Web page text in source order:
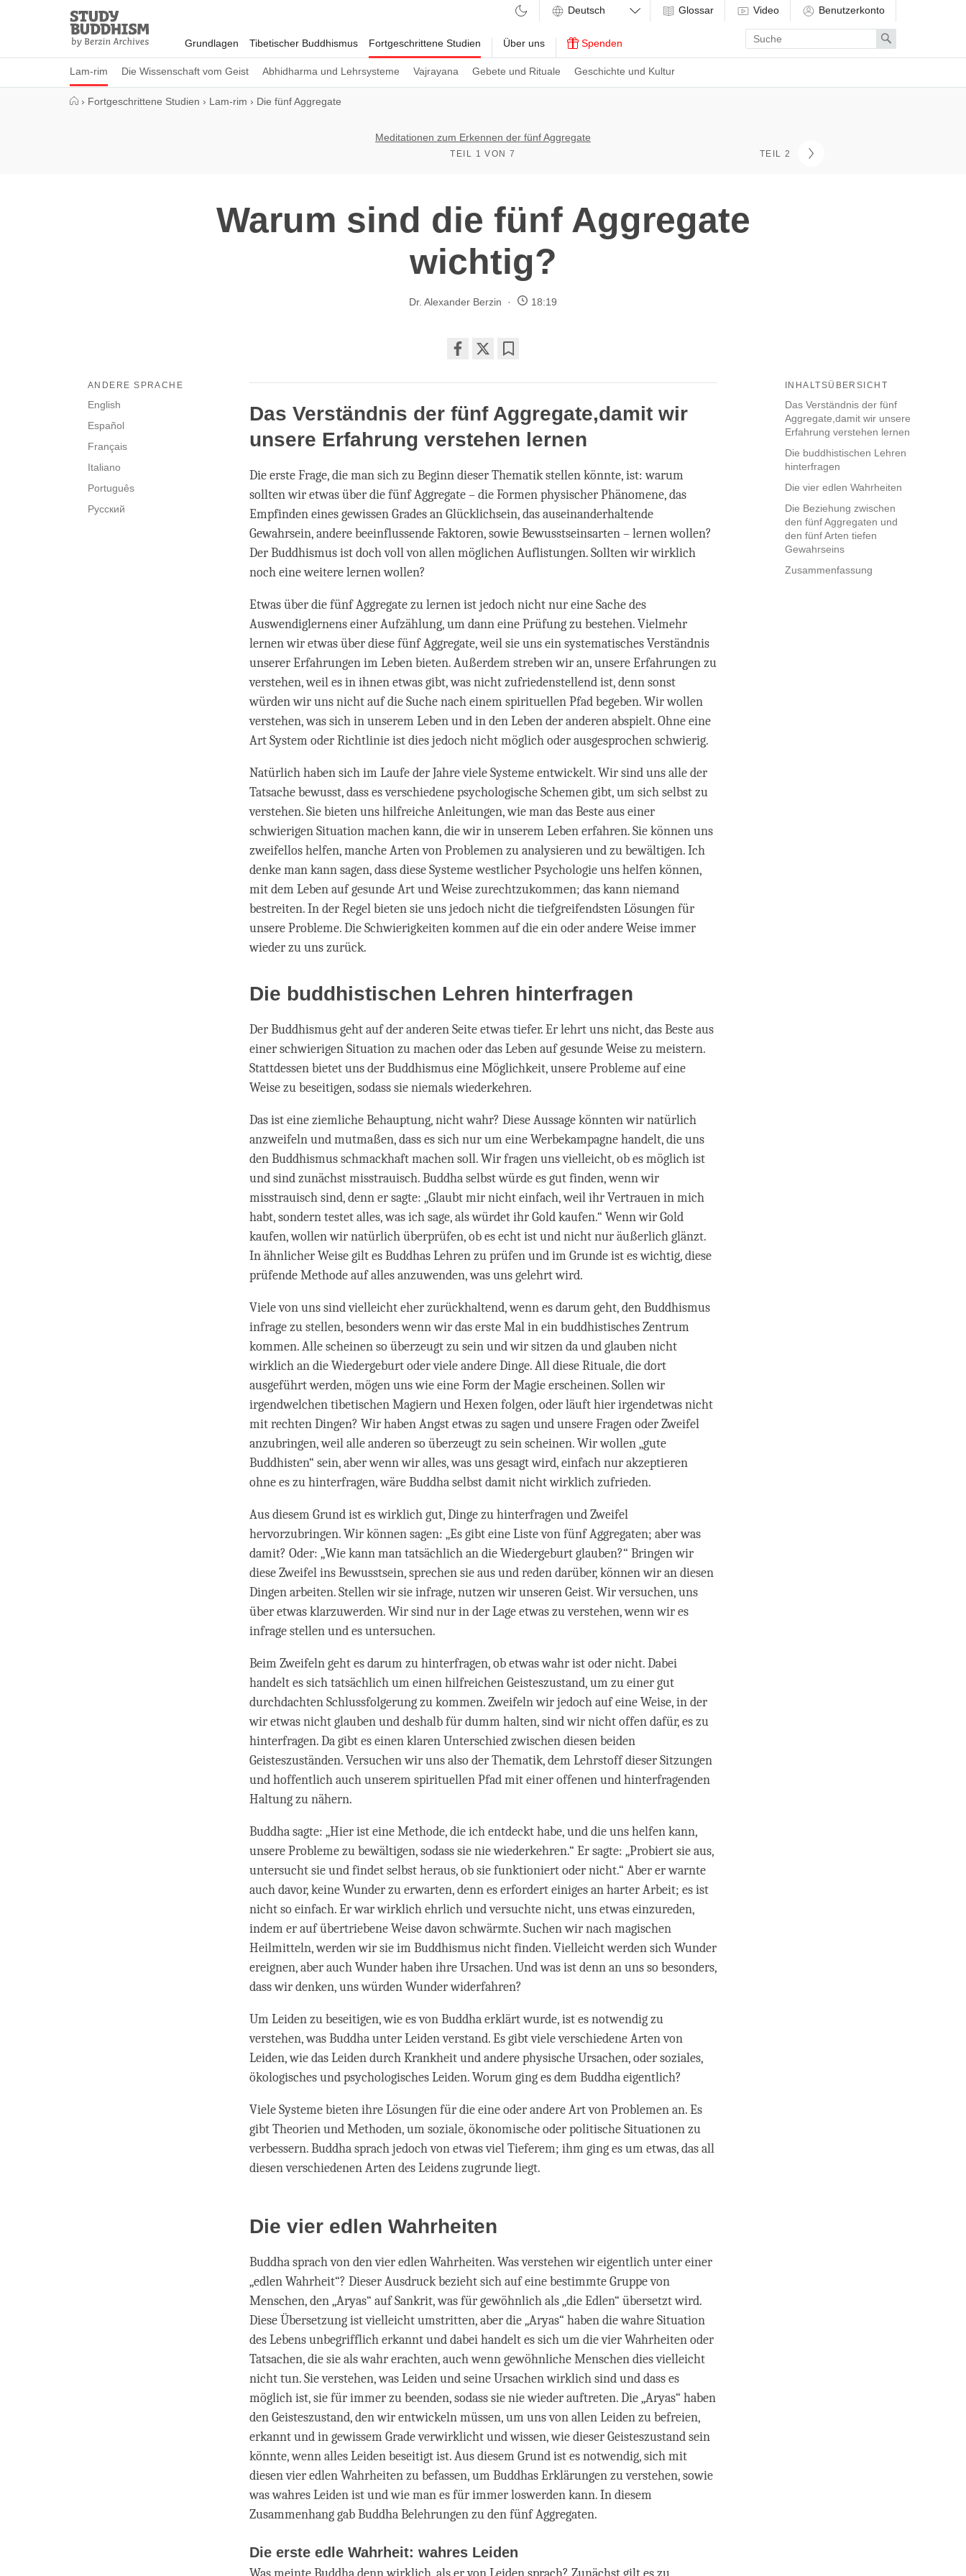
Study
Buddhism
Home
Grundlagen Tibetischer Buddhismus Fortgeschrittene Studien
Lam-rim Die Wissenschaft vom Geist Abhidharma und Lehrsysteme Vajrayana Gebete und Rituale Geschichte und Kultur
Über uns Spenden
Glossar Video Benutzerkonto
Enter
search
term
Search
› Fortgeschrittene Studien › Lam-rim › Die fünf Aggregate
Meditationen zum Erkennen der fünf Aggregate
TEIL 1 VON 7 TEIL 2
Warum sind die fünf Aggregate
wichtig?
Dr. Alexander Berzin 18:19
on
facebook
INHALTSÜBERSICHT
Das Verständnis der fünf
Aggregate,damit wir unsere
Erfahrung verstehen lernen
Die buddhistischen Lehren
hinterfragen
Die vier edlen Wahrheiten
Die Beziehung zwischen
den fünf Aggregaten und
den fünf Arten tiefen
Gewahrseins
Zusammenfassung
ANDERE SPRACHE
English
Español
Français
Italiano
Português
Русский
Das Verständnis der fünf Aggregate,damit wir
unsere Erfahrung verstehen lernen
Die erste Frage, die man sich zu Beginn dieser Thematik stellen könnte, ist: warum
sollten wir etwas über die fünf Aggregate – die Formen physischer Phänomene, das
Empfinden eines gewissen Grades an Glücklichsein, das auseinanderhaltende
Gewahrsein, andere beeinflussende Faktoren, sowie Bewusstseinsarten – lernen wollen?
Der Buddhismus ist doch voll von allen möglichen Auflistungen. Sollten wir wirklich
noch eine weitere lernen wollen?
Etwas über die fünf Aggregate zu lernen ist jedoch nicht nur eine Sache des
Auswendiglernens einer Aufzählung, um dann eine Prüfung zu bestehen. Vielmehr
lernen wir etwas über diese fünf Aggregate, weil sie uns ein systematisches Verständnis
unserer Erfahrungen im Leben bieten. Außerdem streben wir an, unsere Erfahrungen zu
verstehen, weil es in ihnen etwas gibt, was nicht zufriedenstellend ist, denn sonst
würden wir uns nicht auf die Suche nach einem spirituellen Pfad begeben. Wir wollen
verstehen, was sich in unserem Leben und in den Leben der anderen abspielt. Ohne eine
Art System oder Richtlinie ist dies jedoch nicht möglich oder ausgesprochen schwierig.
Natürlich haben sich im Laufe der Jahre viele Systeme entwickelt. Wir sind uns alle der
Tatsache bewusst, dass es verschiedene psychologische Schemen gibt, um sich selbst zu
verstehen. Sie bieten uns hilfreiche Anleitungen, wie man das Beste aus einer
schwierigen Situation machen kann, die wir in unserem Leben erfahren. Sie können uns
zweifellos helfen, manche Arten von Problemen zu analysieren und zu bewältigen. Ich
denke man kann sagen, dass diese Systeme westlicher Psychologie uns helfen können,
mit dem Leben auf gesunde Art und Weise zurechtzukommen; das kann niemand
bestreiten. In der Regel bieten sie uns jedoch nicht die tiefgreifendsten Lösungen für
unsere Probleme. Die Schwierigkeiten kommen auf die ein oder andere Weise immer
wieder zu uns zurück.
Die buddhistischen Lehren hinterfragen
Der Buddhismus geht auf der anderen Seite etwas tiefer. Er lehrt uns nicht, das Beste aus
einer schwierigen Situation zu machen oder das Leben auf gesunde Weise zu meistern.
Stattdessen bietet uns der Buddhismus eine Möglichkeit, unsere Probleme auf eine
Weise zu beseitigen, sodass sie niemals wiederkehren.
Das ist eine ziemliche Behauptung, nicht wahr? Diese Aussage könnten wir natürlich
anzweifeln und mutmaßen, dass es sich nur um eine Werbekampagne handelt, die uns
den Buddhismus schmackhaft machen soll. Wir fragen uns vielleicht, ob es möglich ist
und sind zunächst misstrauisch. Buddha selbst würde es gut finden, wenn wir
misstrauisch sind, denn er sagte: „Glaubt mir nicht einfach, weil ihr Vertrauen in mich
habt, sondern testet alles, was ich sage, als würdet ihr Gold kaufen.“ Wenn wir Gold
kaufen, wollen wir natürlich überprüfen, ob es echt ist und nicht nur äußerlich glänzt.
In ähnlicher Weise gilt es Buddhas Lehren zu prüfen und im Grunde ist es wichtig, diese
prüfende Methode auf alles anzuwenden, was uns gelehrt wird.
Viele von uns sind vielleicht eher zurückhaltend, wenn es darum geht, den Buddhismus
infrage zu stellen, besonders wenn wir das erste Mal in ein buddhistisches Zentrum
kommen. Alle scheinen so überzeugt zu sein und wir sitzen da und glauben nicht
wirklich an die Wiedergeburt oder viele andere Dinge. All diese Rituale, die dort
ausgeführt werden, mögen uns wie eine Form der Magie erscheinen. Sollen wir
irgendwelchen tibetischen Magiern und Hexen folgen, oder läuft hier irgendetwas nicht
mit rechten Dingen? Wir haben Angst etwas zu sagen und unsere Fragen oder Zweifel
anzubringen, weil alle anderen so überzeugt zu sein scheinen. Wir wollen „gute
Buddhisten“ sein, aber wenn wir alles, was uns gesagt wird, einfach nur akzeptieren
ohne es zu hinterfragen, wäre Buddha selbst damit nicht wirklich zufrieden.
Aus diesem Grund ist es wirklich gut, Dinge zu hinterfragen und Zweifel
hervorzubringen. Wir können sagen: „Es gibt eine Liste von fünf Aggregaten; aber was
damit? Oder: „Wie kann man tatsächlich an die Wiedergeburt glauben?“ Bringen wir
diese Zweifel ins Bewusstsein, sprechen sie aus und reden darüber, können wir an diesen
Dingen arbeiten. Stellen wir sie infrage, nutzen wir unseren Geist. Wir versuchen, uns
über etwas klarzuwerden. Wir sind nur in der Lage etwas zu verstehen, wenn wir es
infrage stellen und es untersuchen.
Beim Zweifeln geht es darum zu hinterfragen, ob etwas wahr ist oder nicht. Dabei
handelt es sich tatsächlich um einen hilfreichen Geisteszustand, um zu einer gut
durchdachten Schlussfolgerung zu kommen. Zweifeln wir jedoch auf eine Weise, in der
wir etwas nicht glauben und deshalb für dumm halten, sind wir nicht offen dafür, es zu
hinterfragen. Da gibt es einen klaren Unterschied zwischen diesen beiden
Geisteszuständen. Versuchen wir uns also der Thematik, dem Lehrstoff dieser Sitzungen
und hoffentlich auch unserem spirituellen Pfad mit einer offenen und hinterfragenden
Haltung zu nähern.
Buddha sagte: „Hier ist eine Methode, die ich entdeckt habe, und die uns helfen kann,
unsere Probleme zu bewältigen, sodass sie nie wiederkehren.“ Er sagte: „Probiert sie aus,
untersucht sie und findet selbst heraus, ob sie funktioniert oder nicht.“ Aber er warnte
auch davor, keine Wunder zu erwarten, denn es erfordert einiges an harter Arbeit; es ist
nicht so einfach. Er war wirklich ehrlich und versuchte nicht, uns etwas einzureden,
indem er auf übertriebene Weise davon schwärmte. Suchen wir nach magischen
Heilmitteln, werden wir sie im Buddhismus nicht finden. Vielleicht werden sich Wunder
ereignen, aber auch Wunder haben ihre Ursachen. Und was ist denn an uns so besonders,
dass wir denken, uns würden Wunder widerfahren?
Um Leiden zu beseitigen, wie es von Buddha erklärt wurde, ist es notwendig zu
verstehen, was Buddha unter Leiden verstand. Es gibt viele verschiedene Arten von
Leiden, wie das Leiden durch Krankheit und andere physische Ursachen, oder soziales,
ökologisches und psychologisches Leiden. Worum ging es dem Buddha eigentlich?
Viele Systeme bieten ihre Lösungen für die eine oder andere Art von Problemen an. Es
gibt Theorien und Methoden, um soziale, ökonomische oder politische Situationen zu
verbessern. Buddha sprach jedoch von etwas viel Tieferem; ihm ging es um etwas, das all
diesen verschiedenen Arten des Leidens zugrunde liegt.
Die vier edlen Wahrheiten
Buddha sprach von den vier edlen Wahrheiten. Was verstehen wir eigentlich unter einer
„edlen Wahrheit“? Dieser Ausdruck bezieht sich auf eine bestimmte Gruppe von
Menschen, den „Aryas“ auf Sankrit, was für gewöhnlich als „die Edlen“ übersetzt wird.
Diese Übersetzung ist vielleicht umstritten, aber die „Aryas“ haben die wahre Situation
des Lebens unbegrifflich erkannt und dabei handelt es sich um die vier Wahrheiten oder
Tatsachen, die sie als wahr erachten, auch wenn gewöhnliche Menschen dies vielleicht
nicht tun. Sie verstehen, was Leiden und seine Ursachen wirklich sind und dass es
möglich ist, sie für immer zu beenden, sodass sie nie wieder auftreten. Die „Aryas“ haben
den Geisteszustand, den wir entwickeln müssen, um uns von allen Leiden zu befreien,
erkannt und in gewissem Grade verwirklicht und wissen, wie dieser Geisteszustand sein
könnte, wenn alles Leiden beseitigt ist. Aus diesem Grund ist es notwendig, sich mit
diesen vier edlen Wahrheiten zu befassen, um Buddhas Erklärungen zu verstehen, sowie
was wahres Leiden ist und wie man es für immer loswerden kann. In diesem
Zusammenhang gab Buddha Belehrungen zu den fünf Aggregaten.
Die erste edle Wahrheit: wahres Leiden